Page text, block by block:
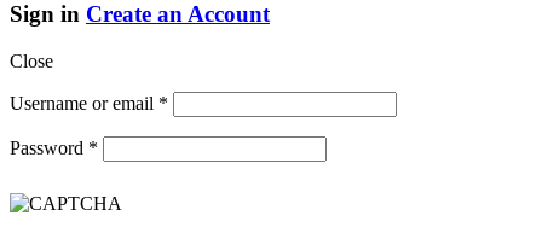
Sign in Create an Account
Close
Username or email *
Password *